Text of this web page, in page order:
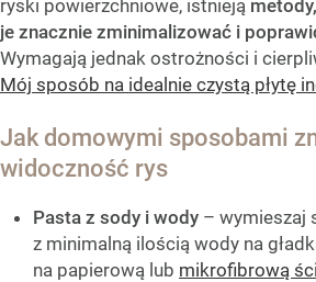
ryski powierzchniowe, istnieją
je znacznie zminimalizować i
Wymagają jednak ostrożności i
Mój sposób na idealnie czystą płytę
Jak domowymi sposobami
widoczność rys
Pasta z sody i wody – wymieszaj
z minimalną ilością wody na
na papierową lub mikrofibrową